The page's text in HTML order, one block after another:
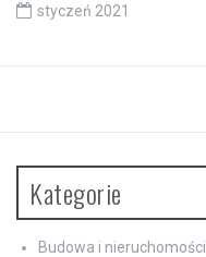
styczeń 2021
Kategorie
Budowa i nieruchomości